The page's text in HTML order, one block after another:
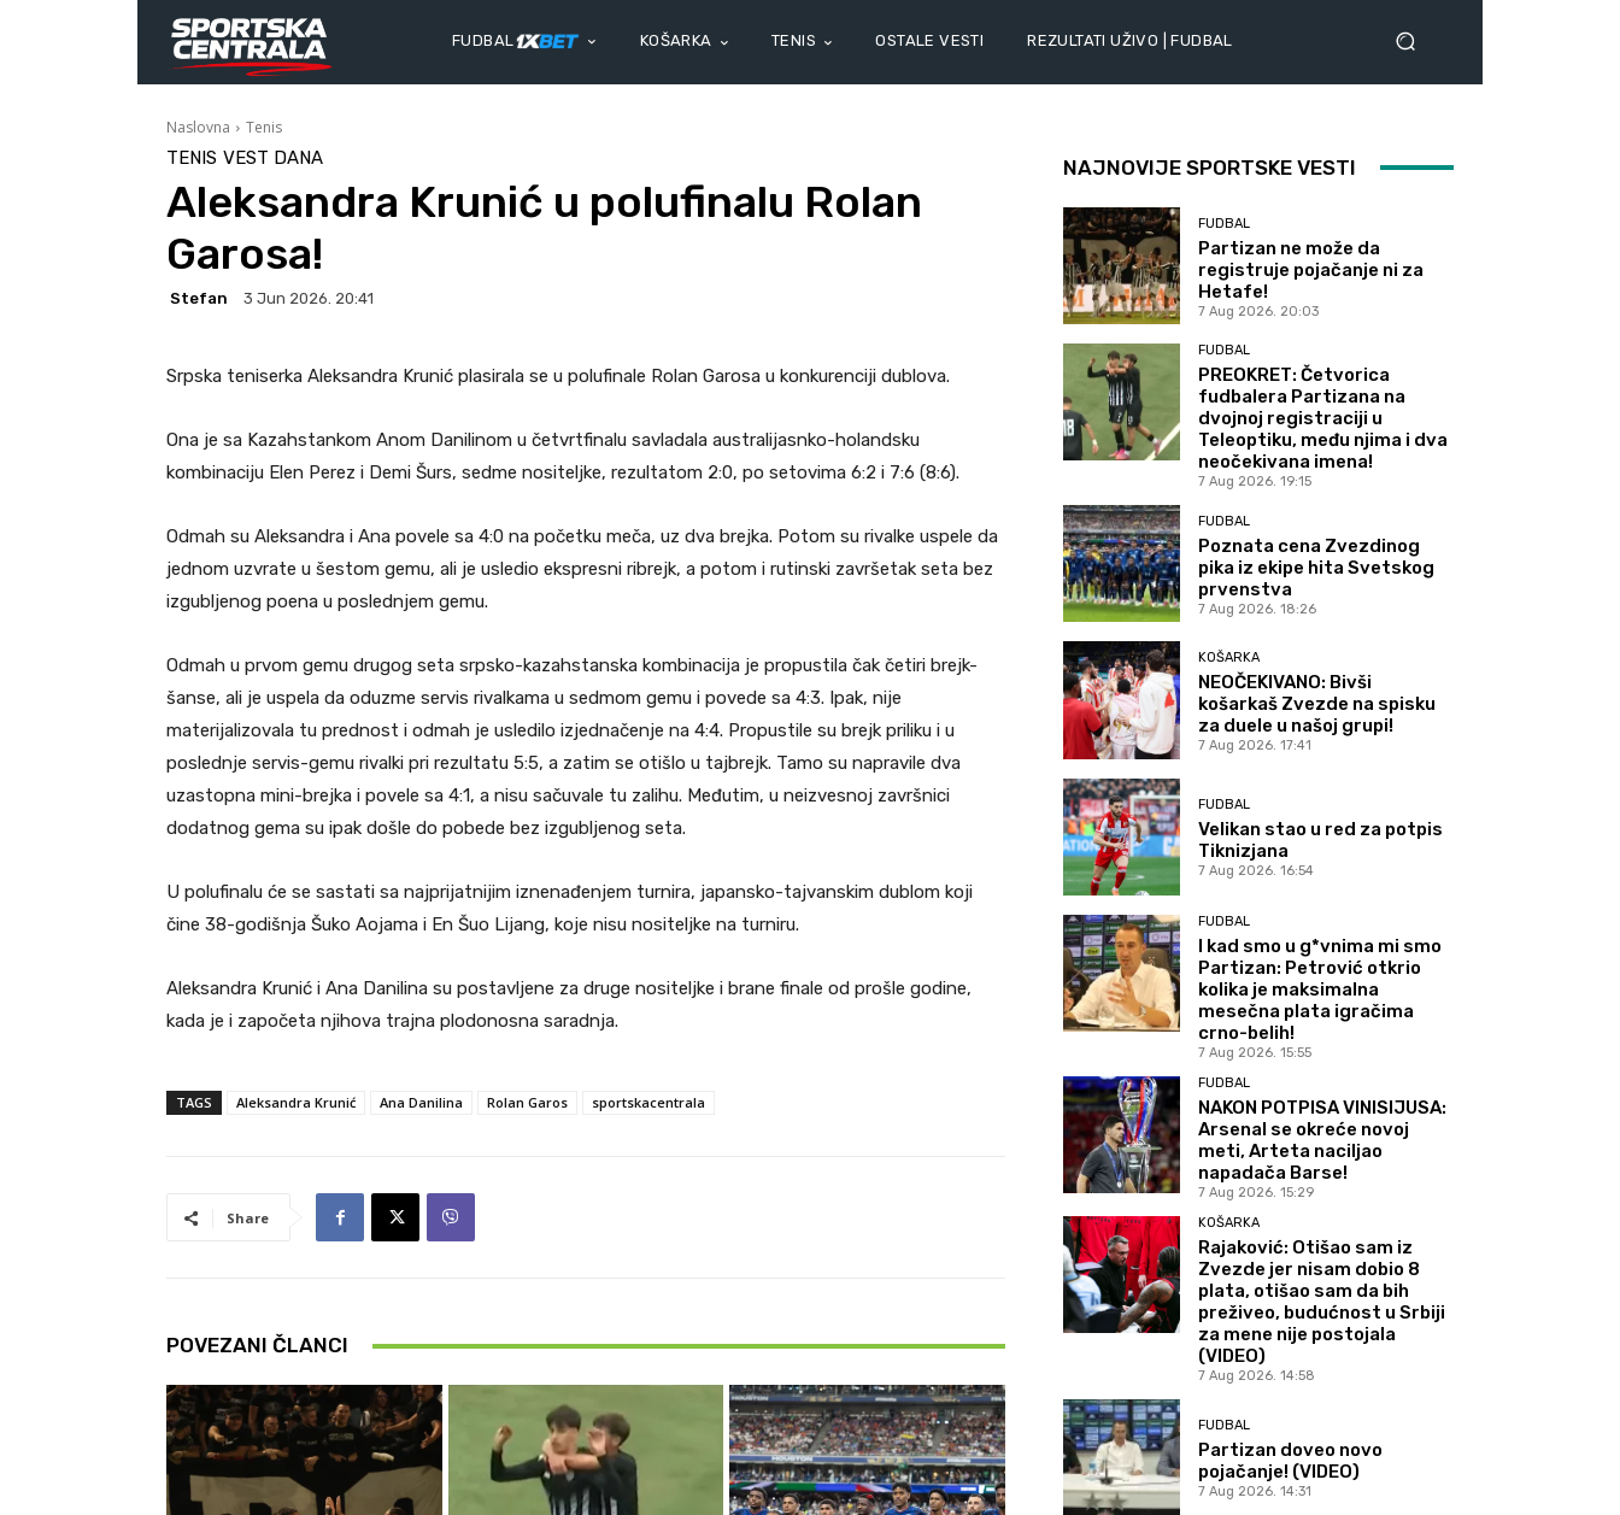
FUDBAL KOŠARKA TENIS OSTALE VESTI REZULTATI UŽIVO | FUDBAL
Naslovna Tenis
TENIS VEST DANA
Aleksandra Krunić u polufinalu Rolan
Garosa!
Stefan 3 Jun 2026. 20:41
Srpska teniserka Aleksandra Krunić plasirala se u polufinale Rolan Garosa u konkurenciji dublova.
Ona je sa Kazahstankom Anom Danilinom u četvrtfinalu savladala australijasnko-holandsku
kombinaciju Elen Perez i Demi Šurs, sedme nositeljke, rezultatom 2:0, po setovima 6:2 i 7:6 (8:6).
Odmah su Aleksandra i Ana povele sa 4:0 na početku meča, uz dva brejka. Potom su rivalke uspele da
jednom uzvrate u šestom gemu, ali je usledio ekspresni ribrejk, a potom i rutinski završetak seta bez
izgubljenog poena u poslednjem gemu.
Odmah u prvom gemu drugog seta srpsko-kazahstanska kombinacija je propustila čak četiri brejk-
šanse, ali je uspela da oduzme servis rivalkama u sedmom gemu i povede sa 4:3. Ipak, nije
materijalizovala tu prednost i odmah je usledilo izjednačenje na 4:4. Propustile su brejk priliku i u
poslednje servis-gemu rivalki pri rezultatu 5:5, a zatim se otišlo u tajbrejk. Tamo su napravile dva
uzastopna mini-brejka i povele sa 4:1, a nisu sačuvale tu zalihu. Međutim, u neizvesnoj završnici
dodatnog gema su ipak došle do pobede bez izgubljenog seta.
U polufinalu će se sastati sa najprijatnijim iznenađenjem turnira, japansko-tajvanskim dublom koji
čine 38-godišnja Šuko Aojama i En Šuo Lijang, koje nisu nositeljke na turniru.
Aleksandra Krunić i Ana Danilina su postavljene za druge nositeljke i brane finale od prošle godine,
kada je i započeta njihova trajna plodonosna saradnja.
TAGS Aleksandra Krunić Ana Danilina Rolan Garos sportskacentrala
Share
POVEZANI ČLANCI
NAJNOVIJE SPORTSKE VESTI
FUDBAL
Partizan ne može da
registruje pojačanje ni za
Hetafe!
7 Aug 2026. 20:03
FUDBAL
PREOKRET: Četvorica
fudbalera Partizana na
dvojnoj registraciji u
Teleoptiku, među njima i dva
neočekivana imena!
7 Aug 2026. 19:15
FUDBAL
Poznata cena Zvezdinog
pika iz ekipe hita Svetskog
prvenstva
7 Aug 2026. 18:26
KOŠARKA
NEOČEKIVANO: Bivši
košarkaš Zvezde na spisku
za duele u našoj grupi!
7 Aug 2026. 17:41
FUDBAL
Velikan stao u red za potpis
Tiknizjana
7 Aug 2026. 16:54
FUDBAL
I kad smo u g*vnima mi smo
Partizan: Petrović otkrio
kolika je maksimalna
mesečna plata igračima
crno-belih!
7 Aug 2026. 15:55
FUDBAL
NAKON POTPISA VINISIJUSA:
Arsenal se okreće novoj
meti, Arteta naciljao
napadača Barse!
7 Aug 2026. 15:29
KOŠARKA
Rajaković: Otišao sam iz
Zvezde jer nisam dobio 8
plata, otišao sam da bih
preživeo, budućnost u Srbiji
za mene nije postojala
(VIDEO)
7 Aug 2026. 14:58
FUDBAL
Partizan doveo novo
pojačanje! (VIDEO)
7 Aug 2026. 14:31